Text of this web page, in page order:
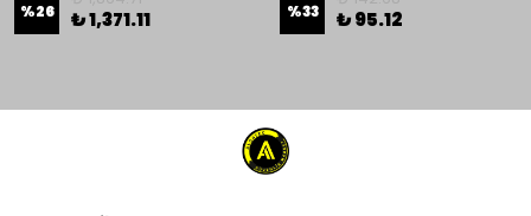
%26 ₺ 1,371.11 %33 ₺ 95.12